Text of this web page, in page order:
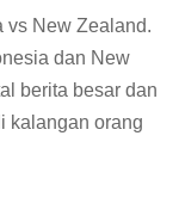
vs New Zealand.
dan New
berita besar dan
kalangan orang